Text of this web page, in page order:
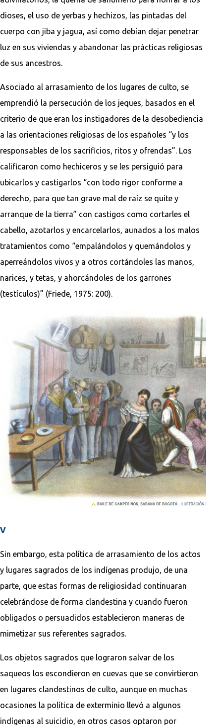
dioses, el uso de yerbas y hechizos, las pintadas del
cuerpo con jiba y jagua, así como debían dejar penetrar
luz en sus viviendas y abandonar las prácticas religiosas
de sus ancestros.
Asociado al arrasamiento de los lugares de culto, se
emprendió la persecución de los jeques, basados en el
criterio de que eran los instigadores de la desobediencia
a las orientaciones religiosas de los españoles “y los
responsables de los sacrificios, ritos y ofrendas”. Los
calificaron como hechiceros y se les persiguió para
ubicarlos y castigarlos “con todo rigor conforme a
derecho, para que tan grave mal de raíz se quite y
arranque de la tierra” con castigos como cortarles el
cabello, azotarlos y encarcelarlos, aunados a los malos
tratamientos como “empalándolos y quemándolos y
aperreándolos vivos y a otros cortándoles las manos,
narices, y tetas, y ahorcándoles de los garrones
(testículos)” (Friede, 1975: 200).
V
Sin embargo, esta política de arrasamiento de los actos
y lugares sagrados de los indígenas produjo, de una
parte, que estas formas de religiosidad continuaran
celebrándose de forma clandestina y cuando fueron
obligados o persuadidos establecieron maneras de
mimetizar sus referentes sagrados.
Los objetos sagrados que lograron salvar de los
saqueos los escondieron en cuevas que se convirtieron
en lugares clandestinos de culto, aunque en muchas
ocasiones la política de exterminio llevó a algunos
indígenas al suicidio, en otros casos optaron por